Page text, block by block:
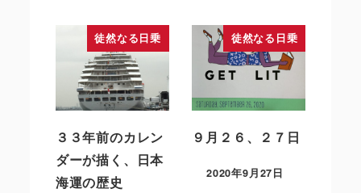
徒然なる日乗
３３年前のカレン
ダーが描く、日本
海運の歴史
徒然なる日乗
９月２６、２７日
2020年9月27日